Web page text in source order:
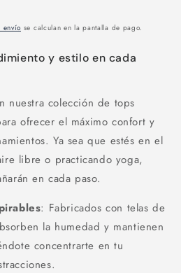
envío se calculan en la pantalla de pago.
y estilo en cada
nuestra colección de tops
ofrecer el máximo confort y
Ya sea que estés en el
libre o practicando yoga,
en cada paso.
: Fabricados con telas de
la humedad y mantienen
concentrarte en tu